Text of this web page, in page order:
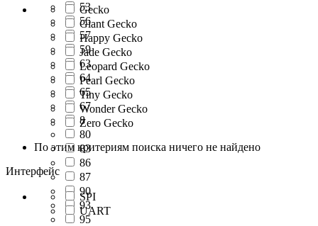
53
56
57
59
63
64
65
67
8
80
83
86
87
90
93
95
Gecko
Giant Gecko
Happy Gecko
Jade Gecko
Leopard Gecko
Pearl Gecko
Tiny Gecko
Wonder Gecko
Zero Gecko
По этим критериям поиска ничего не найдено
Интерфейс
SPI
UART